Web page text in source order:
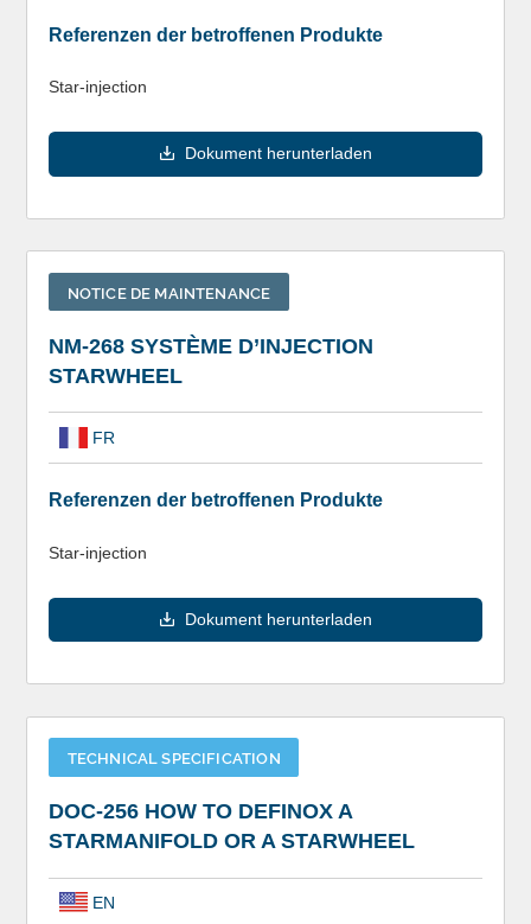
Referenzen der betroffenen Produkte
Star-injection
Dokument herunterladen
NOTICE DE MAINTENANCE
NM-268 SYSTÈME D’INJECTION
STARWHEEL
FR
Referenzen der betroffenen Produkte
Star-injection
Dokument herunterladen
TECHNICAL SPECIFICATION
DOC-256 HOW TO DEFINOX A
STARMANIFOLD OR A STARWHEEL
EN